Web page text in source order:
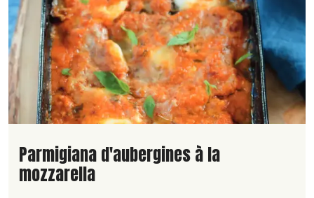
Lire la suite de la recette
Parmigiana d'aubergines à la
mozzarella